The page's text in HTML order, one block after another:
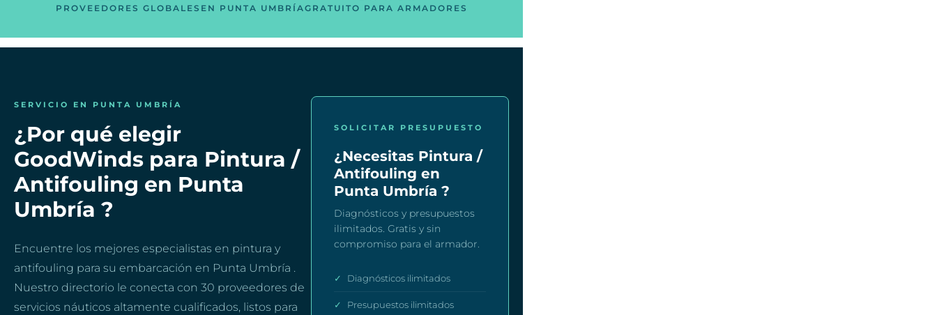
PROVEEDORES GLOBALES EN PUNTA UMBRÍAGRATUITO PARA ARMADORES
SERVICIO EN PUNTA UMBRÍA
¿Por qué elegir
GoodWinds para Pintura /
Antifouling en Punta
Umbría ?
Encuentre los mejores especialistas en pintura y
antifouling para su embarcación en Punta Umbría .
Nuestro directorio le conecta con 30 proveedores de
servicios náuticos altamente cualificados, listos para
SOLICITAR PRESUPUESTO
¿Necesitas Pintura /
Antifouling en
Punta Umbría ?
Diagnósticos y presupuestos
ilimitados. Gratis y sin
compromiso para el armador.
✓ Diagnósticos ilimitados
✓ Presupuestos ilimitados